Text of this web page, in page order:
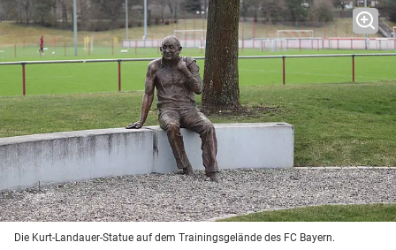
Die Kurt-Landauer-Statue auf dem Trainingsgelände des FC Bayern.